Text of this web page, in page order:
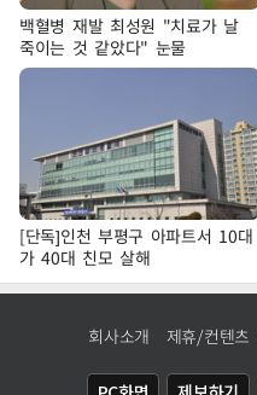
백혈병 재발 최성원 "치료가 날
죽이는 것 같았다" 눈물
[단독]인천 부평구 아파트서 10대
가 40대 친모 살해
회사소개 제휴/컨텐츠